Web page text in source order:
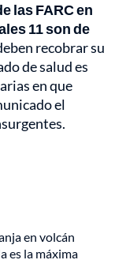
las FARC en
11 son de
recobrar su
de salud es
en que
el
en volcán
es la máxima